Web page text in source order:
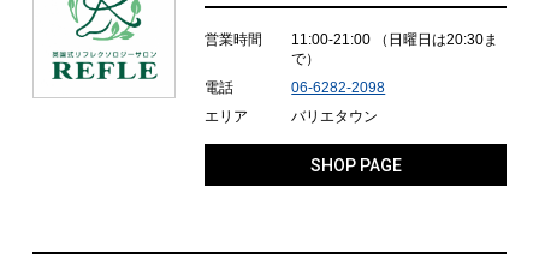
営業時間 11:00-21:00
（日曜日は20:30ま
で）
電話
06-6282-2098
エリア
バリエタウン
SHOP PAGE